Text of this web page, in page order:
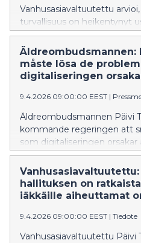
Vanhusasiavaltuutettu
turvallisuus on heikentynyt
suosittelee toimia tilanteen
Valtuutettu painottaa myös,
yhteiskunnallisen
tulisi tunnistaa nykyistä
turvallisuutta tänään
vuosikertomuksessaan
Äldreombudsmannen:
måste lösa de
digitaliseringen
9.4.2026 09:00:00 EEST |
Äldreombudsmannen Päivi
kommande regeringen att
som digitaliseringen
vardagen och av
hindrar för närvarande
leva ett självständigt, aktivt
Ombudsmannen lyfter fram
Vanhusasiavaltuutettu:
hallituksen on
iäkkäille aiheuttamat
9.4.2026 09:00:00 EEST | Tiedote
Vanhusasiavaltuutettu Päivi